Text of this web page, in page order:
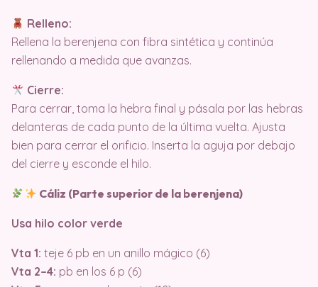
Relleno:
Rellena la berenjena con fibra sintética y continúa
rellenando a medida que avanzas.
Cierre:
Para cerrar, toma la hebra final y pásala por las hebras
delanteras de cada punto de la última vuelta. Ajusta
bien para cerrar el orificio. Inserta la aguja por debajo
del cierre y esconde el hilo.
Cáliz (Parte superior de la berenjena)
Usa hilo color verde
Vta 1: teje 6 pb en un anillo mágico (6)
Vta 2–4: pb en los 6 p (6)